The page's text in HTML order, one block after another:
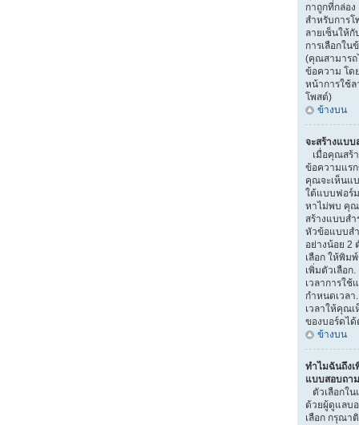
กาถูกที่กล่อง
สำหรับการ
ลายเซ็นให้
การเลือกใ
(คุณสามารถ
ข้อความ โด
หน้าการใช้
โพสต์)
ข้างบน
จะสร้างแบบ
เมื่อคุณสร้
ข้อความแร
คุณจะเห็นแ
ใต้แบบฟอร์
หาไม่พบ คุณ
สร้างแบบส
หัวข้อแบบสำ
อย่างน้อย 2
เลือก ให้พิม
เพิ่มตัวเลือ
เวลาการใช้
กำหนดเวลา
เวลาให้คุณเ
ของบอร์ดได้
ข้างบน
ทำไมฉันถึงเ
แบบสอบถา
ตัวเลือกใ
ด้วยผู้ดูแลบ
เลือก กรุณา